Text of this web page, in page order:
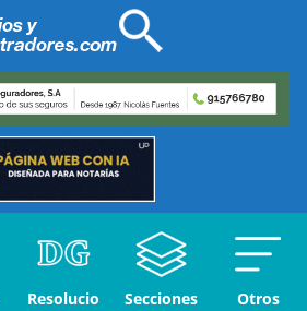
Resolucio
Secciones Otros